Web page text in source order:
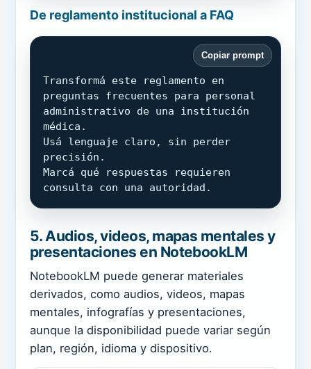
De reglamento institucional a FAQ
Copiar prompt
Transformá este reglamento en
preguntas frecuentes para personal
administrativo de una institución
médica.
Usá lenguaje claro, sin perder
precisión.
Marcá qué respuestas requieren
consulta con una autoridad.
5. Audios, videos, mapas mentales y
presentaciones en NotebookLM
NotebookLM puede generar materiales
derivados, como audios, videos, mapas
mentales, infografías y presentaciones,
aunque la disponibilidad puede variar según
plan, región, idioma y dispositivo.